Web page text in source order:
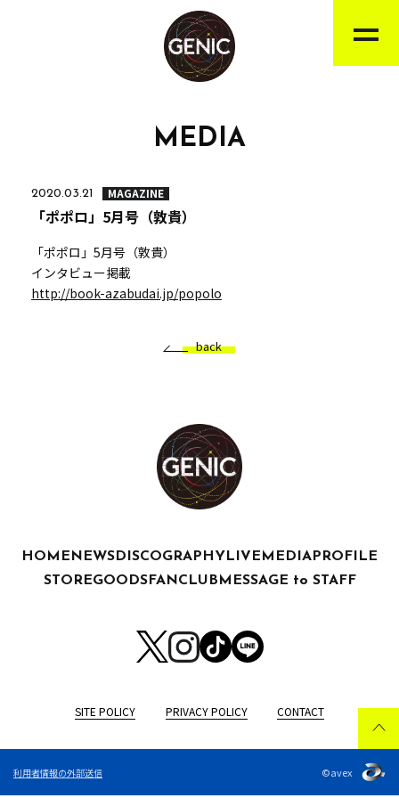
MEDIA
2020.03.21 MAGAZINE
「ポポロ」5月号（敦貴）
「ポポロ」5月号（敦貴）
インタビュー掲載
http://book-azabudai.jp/popolo
back
HOME NEWS DISCOGRAPHY LIVE MEDIA PROFILE
STOREGOODSFANCLUB MESSAGE to STAFF
SITE POLICY PRIVACY POLICY CONTACT
利用者情報の外部送信 ©avex